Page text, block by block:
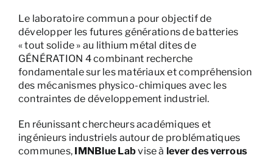
Le laboratoire commun a pour objectif de
développer les futures générations de batteries
« tout solide » au lithium métal dites de
GÉNÉRATION 4 combinant recherche
fondamentale sur les matériaux et compréhension
des mécanismes physico-chimiques avec les
contraintes de développement industriel.
En réunissant chercheurs académiques et
ingénieurs industriels autour de problématiques
communes, IMNBlue Labvise à lever des verrous